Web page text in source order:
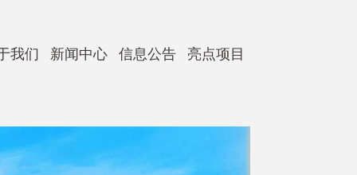
我们 新闻中心 信息公告 亮点项目